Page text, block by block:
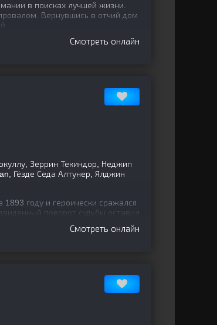
в поисках лучшей жизни.
Вернувшись в отчий дом
Смотреть онлайн
Зеррин Текиндор, Неджип
Гёзде Седа Алтунер, Ялджин
году и героически сражался
поворот судьбы оставил
Смотреть онлайн